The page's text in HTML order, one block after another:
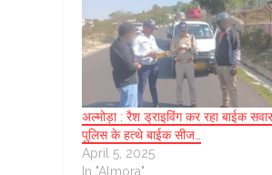
अल्मोड़ा : रैश ड्राइविंग कर रहा बाईक
पुलिस के हत्थे बाईक सीज…
April 5, 2025
In "Almora"